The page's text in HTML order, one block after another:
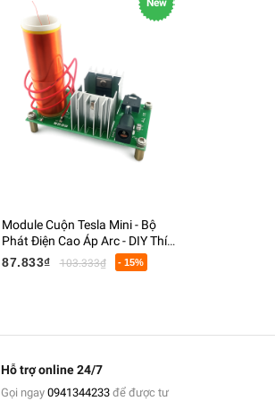
New
Module Cuộn Tesla Mini - Bộ
Phát Điện Cao Áp Arc - DIY Thí
Nghiệm Vật Lý - DC 15-24V
87.833₫ 103.333₫ - 15%
Hỗ trợ online 24/7
Gọi ngay 0941344233để được tư